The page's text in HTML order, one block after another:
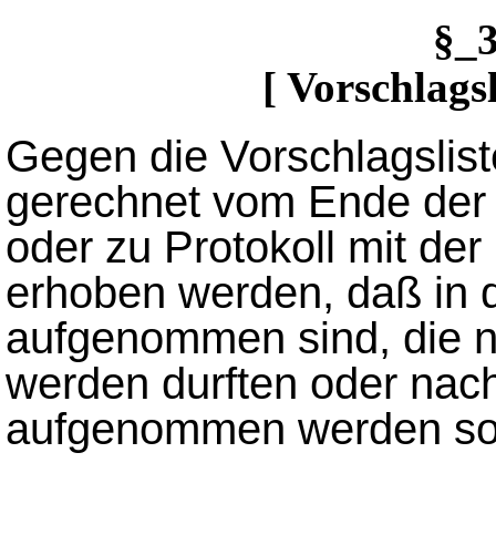
[
Gegen die
gerechnet vom Ende
oder zu Protokoll mit
erhoben werden, daß in
aufgenommen sind, die
werden durften oder
aufgenommen werden